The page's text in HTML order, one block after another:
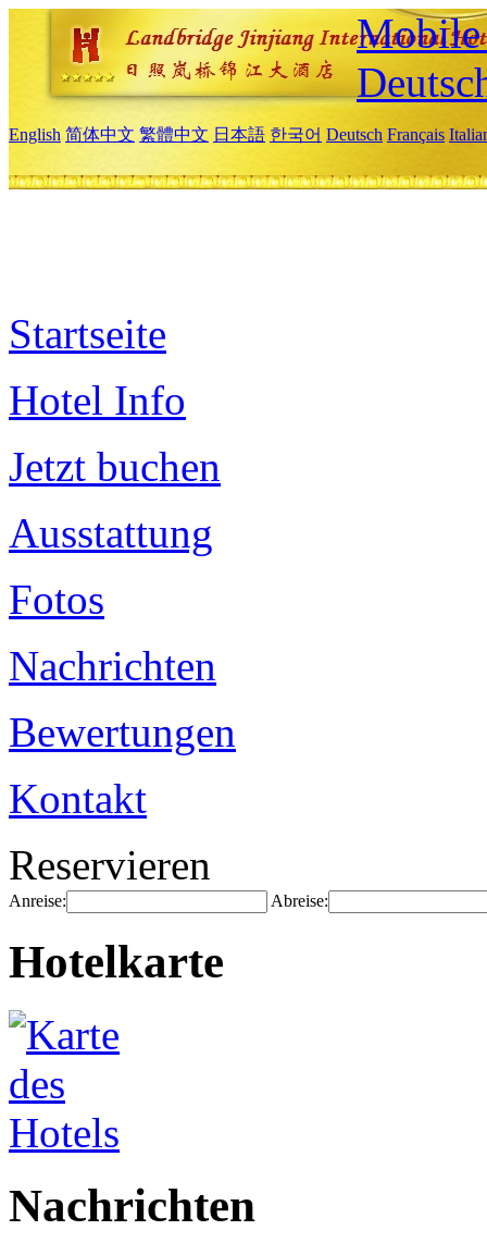
Mobile
English 简体中文 繁體中文 日本語 한국어 Deutsch Français
Startseite
Hotel Info
Jetzt buchen
Ausstattung
Fotos
Nachrichten
Bewertungen
Kontakt
Reservieren
Anreise: Abreise:
Hotelkarte
Nachrichten